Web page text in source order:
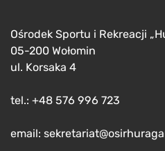
Ośrodek Sportu i Rekreacji
05-200 Wołomin
ul. Korsaka 4
tel.: +48 576 996 723
email: